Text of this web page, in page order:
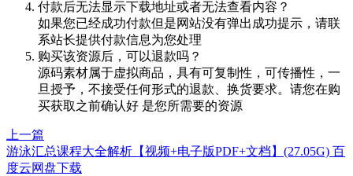
付款后无法显示下载地址或者无法查看内容？
如果您已经成功付款但是网站没有弹出成功提示，请联
系站长提供付款信息为您处理
购买该资源后，可以退款吗？
源码素材属于虚拟商品，具有可复制性，可传播性，一
旦授予，不接受任何形式的退款、换货要求。请您在购
买获取之前确认好 是您所需要的资源
上一篇
游泳汇总课程大全解析【视频+电子版PDF+文档】(27.05G) 百
度云网盘下载